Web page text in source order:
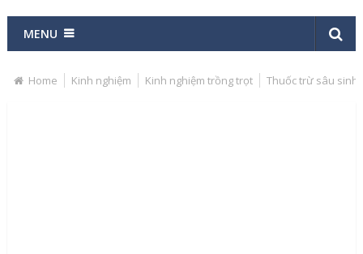
MENU
Home Kinh nghiệm Kinh nghiệm trồng trọt Thuốc trừ sâu sinh